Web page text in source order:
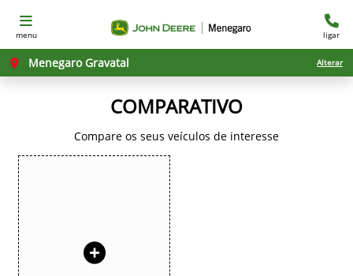
menu ligar
Menegaro Gravatal Alterar
COMPARATIVO
Compare os seus veículos de interesse